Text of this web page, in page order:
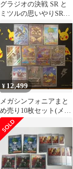
グラジオの決戦 SR と
ミツルの思いやりSRと
ホミカの演奏 SR
¥ 12,499
メガシンフォニアまと
め売り10枚セット(メガ
ガルーラexSAR他